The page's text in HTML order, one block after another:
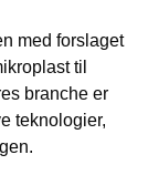
med forslaget
til
branche er
teknologier,